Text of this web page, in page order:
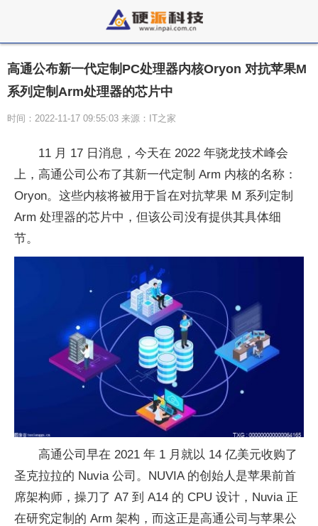
高通公布新一代定制PC处理器内核Oryon 对抗苹果M
系列定制Arm处理器的芯片中
时间：2022-11-17 09:55:03 来源：IT之家
11 月 17 日消息，今天在 2022 年骁龙技术峰会
上，高通公司公布了其新一代定制 Arm 内核的名称：
Oryon。这些内核将被用于旨在对抗苹果 M 系列定制
Arm 处理器的芯片中，但该公司没有提供其具体细
节。
高通公司早在 2021 年 1 月就以 14 亿美元收购了
圣克拉拉的 Nuvia 公司。NUVIA 的创始人是苹果前首
席架构师，操刀了 A7 到 A14 的 CPU 设计，Nuvia 正
在研究定制的 Arm 架构，而这正是高通公司与苹果公